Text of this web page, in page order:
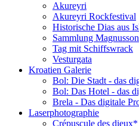
Akureyri
Akureyri Rockfestival
Historische Dias aus
Sammlung Magnusson
Tag mit Schiffswrack
Vesturgata
Kroatien Galerie
Bol: Die Stadt - das
Bol: Das Hotel - das
Brela - Das digitale
Laserphotographie
Crépuscule des dieux*